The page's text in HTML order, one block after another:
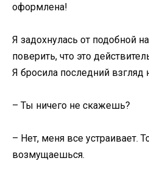
оформлена!
Я задохнулась от подобной
поверить, что это
Я бросила последний взгляд
– Ты ничего не скажешь?
– Нет, меня все устраивает.
возмущаешься.